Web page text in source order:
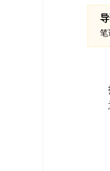
导
笔